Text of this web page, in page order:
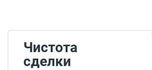
Чистота
сделки